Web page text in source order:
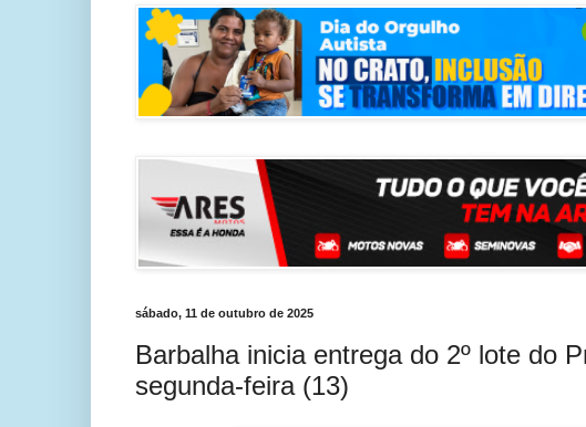
sábado, 11 de outubro de 2025
Barbalha inicia entrega do 2º lote do
segunda-feira (13)